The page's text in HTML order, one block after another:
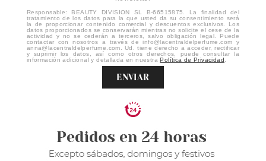
Responsable: BEAUTY DIVISION SL B-66515875. La finalidad del
tratamiento de los datos para la que usted da su consentimiento será
la de proporcionar contenido comercial y descuentos exclusivos. Los
datos proporcionados se conservarán mientras no solicite el cese de la
actividad y no se cederán a terceros, salvo obligación legal. Puede
contactar con nosotros a través de info@lacentraldelperfume.com y
anna@lacentraldelperfume.com. Ud. tiene derecho a acceder, rectificar
y suprimir los datos, así como otros derechos, puede consultar la
información adicional y detallada en nuestraPolítica de Privacidad
ENVIAR